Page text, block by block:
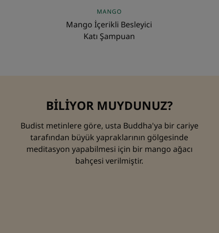
MANGO
Mango İçerikli Besleyici
Katı Şampuan
BİLİYOR MUYDUNUZ?
Budist metinlere göre, usta Buddha'ya bir cariye
tarafından büyük yapraklarının gölgesinde
meditasyon yapabilmesi için bir mango ağacı
bahçesi verilmiştir.